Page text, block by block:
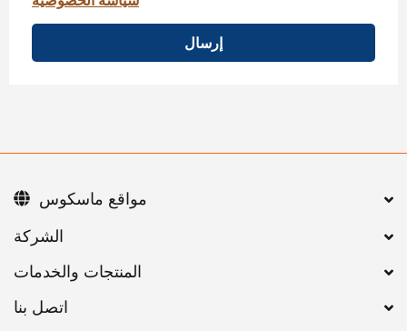
إرسال
اتصل بنا
مواقع ماسكوس